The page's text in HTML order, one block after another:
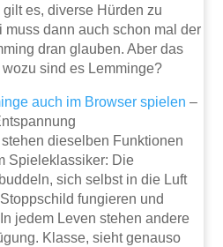
es, diverse Hürden zu
muss dann auch schon mal der
dran glauben. Aber das
sind es Lemminge?
auch im Browser spielen –
dieselben Funktionen
Spieleklassiker: Die
sich selbst in die Luft
fungieren und
jedem Leven stehen andere
Klasse, sieht genauso